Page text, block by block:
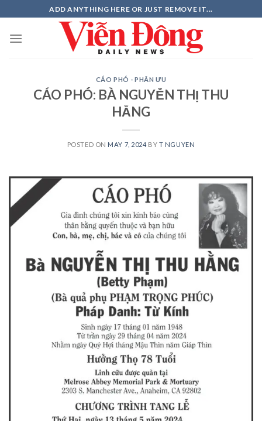
to
content
ADD ANYTHING HERE OR JUST REMOVE IT...
CÁO PHÓ - PHÂN ƯU
CÁO PHÓ: BÀ NGUYỄN THỊ THU
HẰNG
POSTED ON MAY 7, 2024 BY T NGUYEN